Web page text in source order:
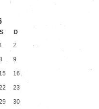
S
D
1
2
9
15 16
23
30